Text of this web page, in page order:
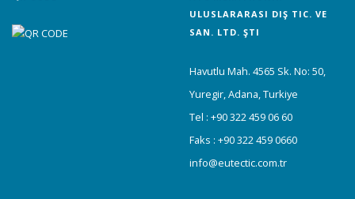
ULUSLARARASI DIŞ TIC. VE
SAN. LTD. ŞTI
Havutlu Mah. 4565 Sk. No: 50,
Yuregir, Adana, Turkiye
Tel : +90 322 459 06 60
Faks : +90 322 459 0660
info@eutectic.com.tr